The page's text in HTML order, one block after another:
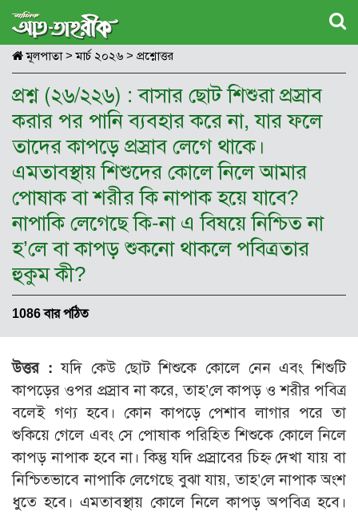
মূলপাতা> মার্চ ২০২৬ > প্রশ্নোত্তর
প্রশ্ন (২৬/২২৬) : বাসার ছোট শিশুরা প্রস্রাব
করার পর পানি ব্যবহার করে না, যার ফলে
তাদের কাপড়ে প্রস্রাব লেগে থাকে।
এমতাবস্থায় শিশুদের কোলে নিলে আমার
পোষাক বা শরীর কি নাপাক হয়ে যাবে?
নাপাকি লেগেছে কি-না এ বিষয়ে নিশ্চিত না
হ’লে বা কাপড় শুকনো থাকলে পবিত্রতার
হুকুম কী?
1086 বার পঠিত
উত্তর :যদি কেউ ছোট শিশুকে কোলে নেন এবং শিশুটি
কাপড়ের ওপর প্রস্রাব না করে, তাহ’লে কাপড় ও শরীর পবিত্র
বলেই গণ্য হবে। কোন কাপড়ে পেশাব লাগার পরে তা
শুকিয়ে গেলে এবং সে পোষাক পরিহিত শিশুকে কোলে নিলে
কাপড় নাপাক হবে না। কিন্তু যদি প্রস্রাবের চিহ্ন দেখা যায় বা
নিশ্চিতভাবে নাপাকি লেগেছে বুঝা যায়, তাহ’লে নাপাক অংশ
ধুতে হবে। এমতাবস্থায় কোলে নিলে কাপড় অপবিত্র হবে।